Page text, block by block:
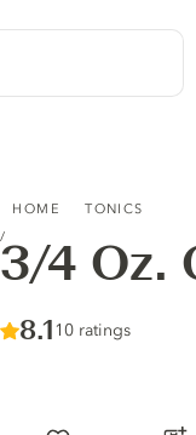
HOME TONICS
3/4 Oz.
Score :
8.1/ 10
10 ratings